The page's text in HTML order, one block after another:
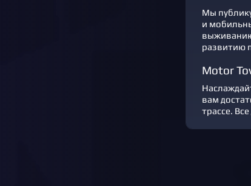
Мы
и
развитию
Motor
вам
трассе.